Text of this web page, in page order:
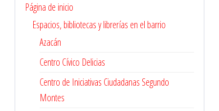
Página de inicio
Espacios, bibliotecas y librerías en el barrio
Azacán
Centro Cívico Delicias
Centro de Iniciativas Ciudadanas Segundo
Montes